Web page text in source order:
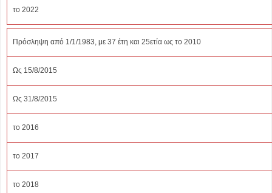
το 2022
Πρόσληψη από 1/1/1983, με 37 έτη και 25ετία ως το 2010
Ως 15/8/2015
Ως 31/8/2015
το 2016
το 2017
το 2018